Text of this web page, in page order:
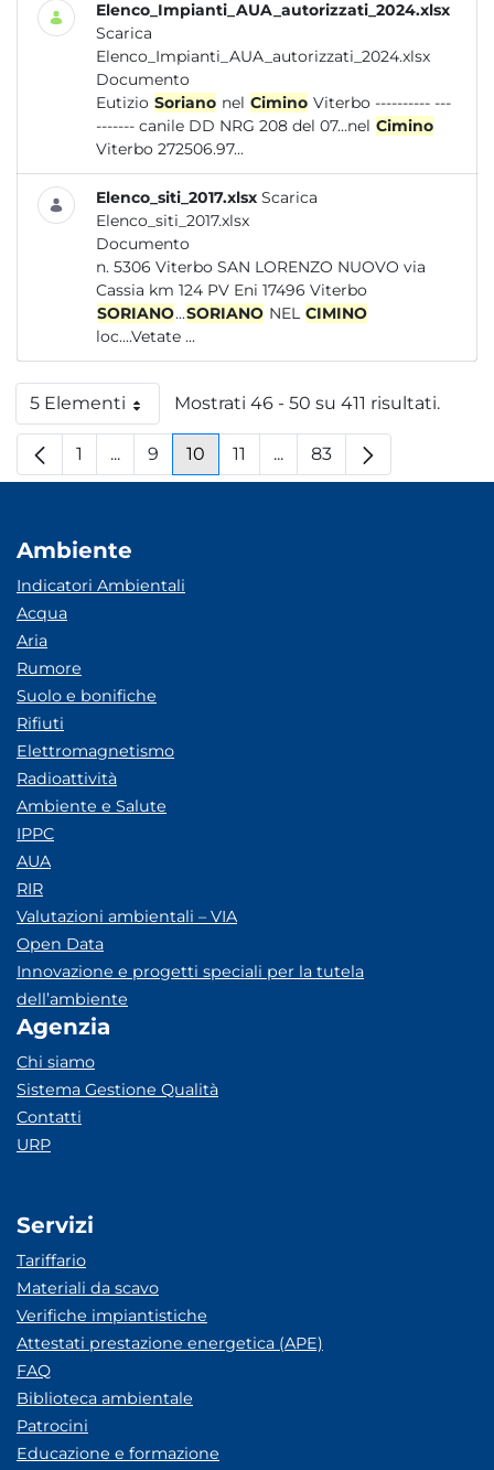
Elenco_Impianti_AUA_autorizzati_2024.xlsx
Scarica
Elenco_Impianti_AUA_autorizzati_2024.xlsx
Documento
Eutizio Soriano nel Cimino Viterbo ---------- ---
------- canile DD NRG 208 del 07...nel Cimino
Viterbo 272506.97...
Elenco_siti_2017.xlsx Scarica
Elenco_siti_2017.xlsx
Documento
n. 5306 Viterbo SAN LORENZO NUOVO via
Cassia km 124 PV Eni 17496 Viterbo
SORIANO...SORIANO NEL CIMINO
loc....Vetate ...
5 ElementiPer paginaMostrati 46 - 50 su 411 risultati.
Pagina
1 ...Pagine intermedie
Pagina
9 Pagina
10 Pagina
11 ...Pagine intermedie
Pagina
83
Ambiente
Indicatori Ambientali
Acqua
Aria
Rumore
Suolo e bonifiche
Rifiuti
Elettromagnetismo
Radioattività
Ambiente e Salute
IPPC
AUA
RIR
Valutazioni ambientali – VIA
Open Data
Innovazione e progetti speciali per la tutela
dell’ambiente
Agenzia
Chi siamo
Sistema Gestione Qualità
Contatti
URP
Servizi
Tariffario
Materiali da scavo
Verifiche impiantistiche
Attestati prestazione energetica (APE)
FAQ
Biblioteca ambientale
Patrocini
Educazione e formazione